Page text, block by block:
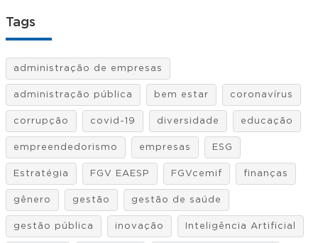
Tags
administração de empresas
administração pública bem estar coronavírus
corrupção covid-19 diversidade educação
empreendedorismo empresas ESG
Estratégia FGV EAESP FGVcemif finanças
gênero gestão gestão de saúde
gestão pública inovação Inteligência Artificial